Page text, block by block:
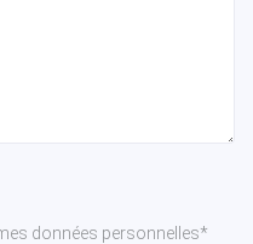
données personnelles*